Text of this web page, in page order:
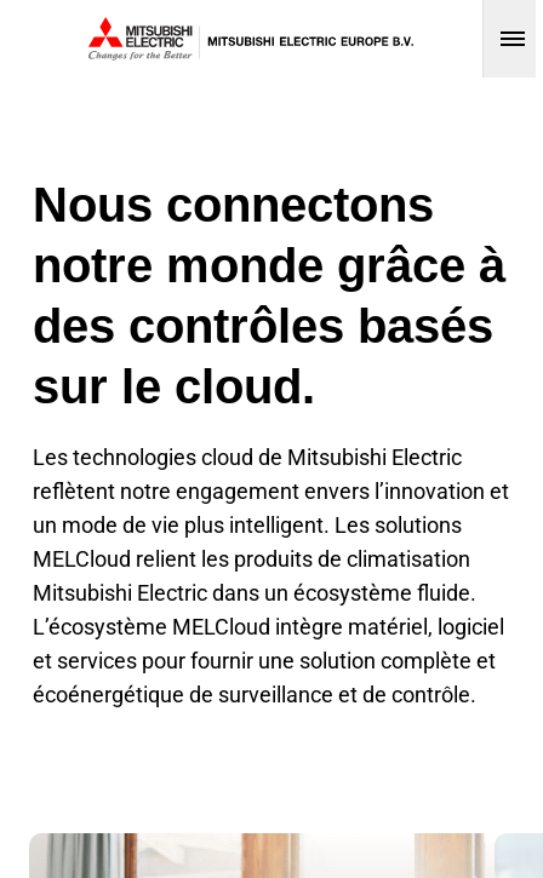
Nous connectons
notre monde grâce à
des contrôles basés
sur le cloud.
Les technologies cloud de Mitsubishi Electric
reflètent notre engagement envers l’innovation et
un mode de vie plus intelligent. Les solutions
MELCloud relient les produits de climatisation
Mitsubishi Electric dans un écosystème fluide.
L’écosystème MELCloud intègre matériel, logiciel
et services pour fournir une solution complète et
écoénergétique de surveillance et de contrôle.